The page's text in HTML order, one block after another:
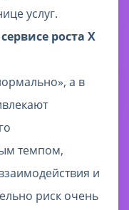
услуг.
роста X
а в
темпом,
и
риск очень